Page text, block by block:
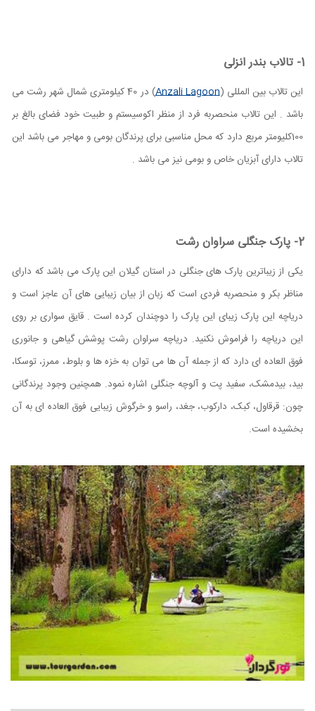
1- تالاب بندر انزلی
این تالاب بین المللی (Anzali Lagoon
) در 40 کیلومتری شمال شهر رشت می
باشد . این تالاب منحصربه فرد از منظر اکوسیستم و طبیت خود فضای بالغ بر
100کلیومتر مربع دارد که محل مناسبی برای پرندگان بومی و مهاجر می باشد این
تالاب دارای آبزیان خاص و بومی نیز می باشد .
2- پارک جنگلی سراوان رشت
یکی از زیباترین پارک های جنگلی در استان گیلان این پارک می باشد که دارای
مناظر بکر و منحصربه فردی است که زبان از بیان زیبایی های آن عاجز است و
دریاچه این پارک زیبای این پارک را دوچندان کرده است . قایق سواری بر روی
این دریاچه را فراموش نکنید. دریاچه سراوان رشت پوشش گیاهی و جانوری
فوق العاده ای دارد که از جمله آن ها می توان به خزه ها و بلوط، ممرز، توسکا،
بید، بیدمشک، سفید پت و آلوچه جنگلی اشاره نمود. همچنین وجود پرندگانی
چون: قرقاول، کبک، دارکوب، جغد، راسو و خرگوش زیبایی فوق العاده ای به آن
بخشیده است.